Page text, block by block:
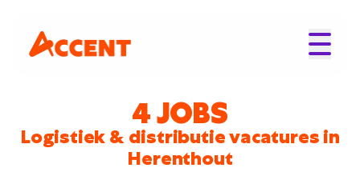
4 JOBS
Logistiek & distributie vacatures in
Herenthout